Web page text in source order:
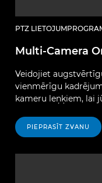
PTZ
Multi-Camera
Veidojiet
vienmērīgu
kameru leņķiem, lai
PIEPRASĪT ZVANU